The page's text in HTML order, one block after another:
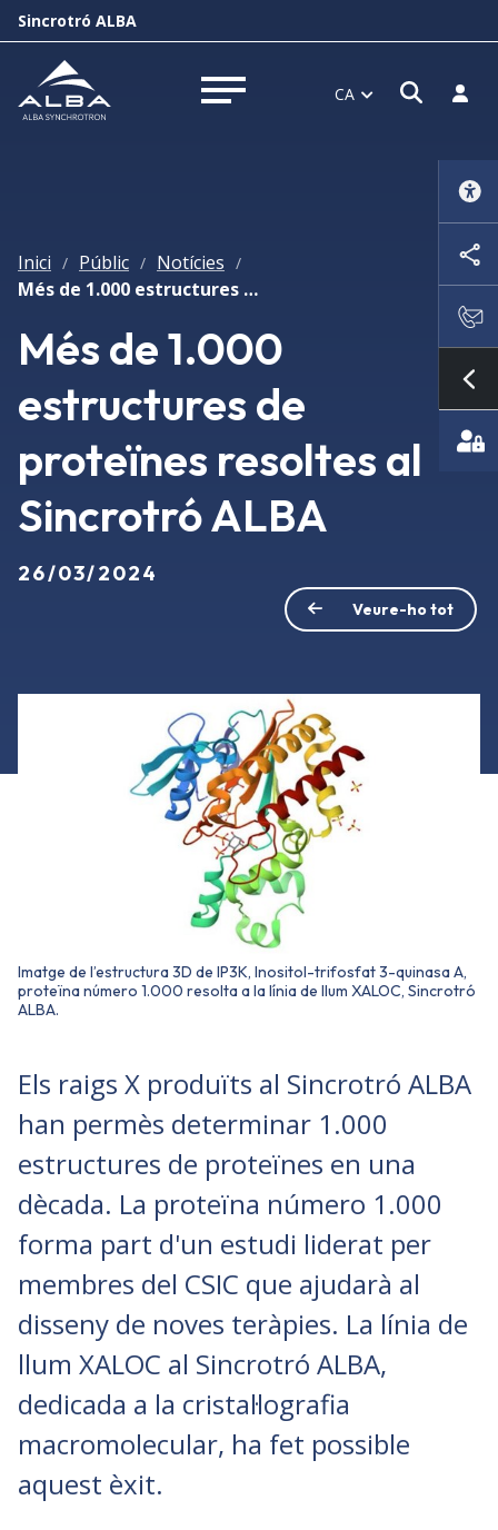
Sincrotró ALBA
Obrir menú CA Obrir
Inici / Públic / Notícies /
Més de 1.000 estructures de proteïnes resoltes al Sincrotró ALBA
Més de 1.000
estructures de
proteïnes resoltes al
Sincrotró ALBA
26/03/2024
Veure-ho tot
Imatge de l’estructura 3D de IP3K, Inositol-trifosfat 3-quinasa A,
proteïna número 1.000 resolta a la línia de llum XALOC, Sincrotró
ALBA.
Els raigs X produïts al Sincrotró ALBA
han permès determinar 1.000
estructures de proteïnes en una
dècada. La proteïna número 1.000
forma part d'un estudi liderat per
membres del CSIC que ajudarà al
disseny de noves teràpies. La línia de
llum XALOC al Sincrotró ALBA,
dedicada a la cristal·lografia
macromolecular, ha fet possible
aquest èxit.